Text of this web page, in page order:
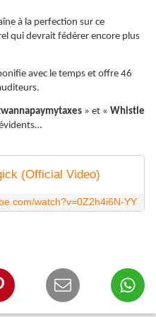
à la perfection sur ce
qui devrait fédérer encore plus
avec le temps et offre 46
» et « Whistle
(Official Video)
watch?v=0Z2h4i6N-YY